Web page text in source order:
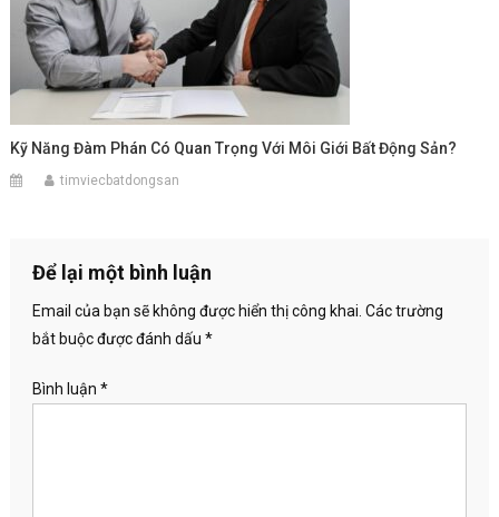
Kỹ Năng Đàm Phán Có Quan Trọng Với Môi Giới Bất Động Sản?
timviecbatdongsan
Để lại một bình luận
Email của bạn sẽ không được hiển thị công khai. Các trường
bắt buộc được đánh dấu *
Bình luận *